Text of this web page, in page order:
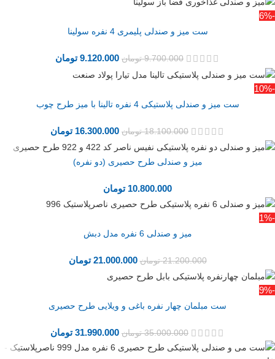
-6%
ست میز و صندلی پلیمری 4 نفره سولینا
9.700.000 تومان 9.120.000 تومان
-10%
ست میز و صندلی پلاستیکی 4 نفره تالینا با میز طرح چوب
18.100.000 تومان 16.300.000 تومان
میز و صندلی طرح حصیری (دو نفره)
10.800.000 تومان
-1%
میز و صندلی 6 نفره مدل دبش
21.200.000 تومان 21.000.000 تومان
-9%
ست مبلمان چهار نفره باغی و ویلایی طرح حصیری
35.000.000 تومان 31.990.000 تومان